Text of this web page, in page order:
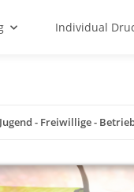
Individual
- Freiwillige -